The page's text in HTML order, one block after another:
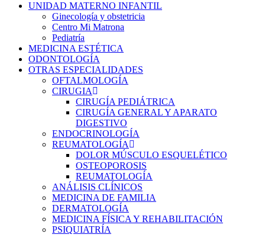
UNIDAD MATERNO INFANTIL
Ginecología y obstetricia
Centro Mi Matrona
Pediatría
MEDICINA ESTÉTICA
ODONTOLOGÍA
OTRAS ESPECIALIDADES
OFTALMOLOGÍA
CIRUGIA
CIRUGÍA PEDIÁTRICA
CIRUGÍA GENERAL Y APARATO
DIGESTIVO
ENDOCRINOLOGÍA
REUMATOLOGÍA
DOLOR MÚSCULO ESQUELÉTICO
OSTEOPOROSIS
REUMATOLOGÍA
ANÁLISIS CLÍNICOS
MEDICINA DE FAMILIA
DERMATOLOGÍA
MEDICINA FÍSICA Y REHABILITACIÓN
PSIQUIATRÍA